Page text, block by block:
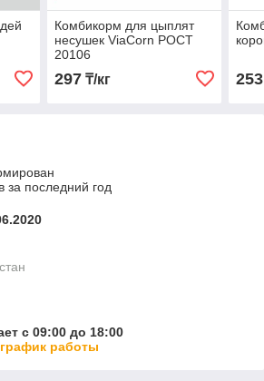
Комбикорм для цыплят
несушек ViaCorn РОСТ
20106
297₸/кг 253
за последний год
с 09:00 до 18:00
работы